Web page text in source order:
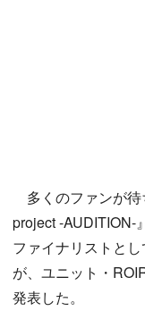
多くのファンが待
project -AUDITION-
ファイナリストと
が、ユニット・
発表した。